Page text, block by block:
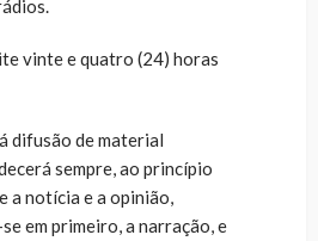
vinte e quatro (24) horas
difusão de material
sempre, ao princípio
a notícia e a opinião,
em primeiro, a narração, e